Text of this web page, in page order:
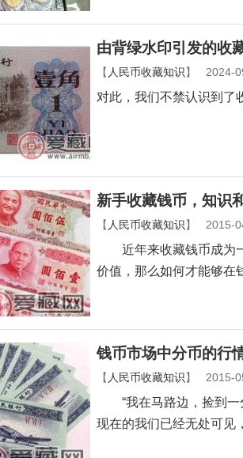
由背绿水印引发的收
【 人民币收藏知识】 2024-
对此，我们不禁认识到了
新手收藏钱币，知识
【 人民币收藏知识】 2015-
近年来收藏钱币成为一
价值，那么如何才能够在
钱币市场中分币的行
【 人民币收藏知识】 2015-
“我在马路边，捡到一
现在的我们已经无处可见